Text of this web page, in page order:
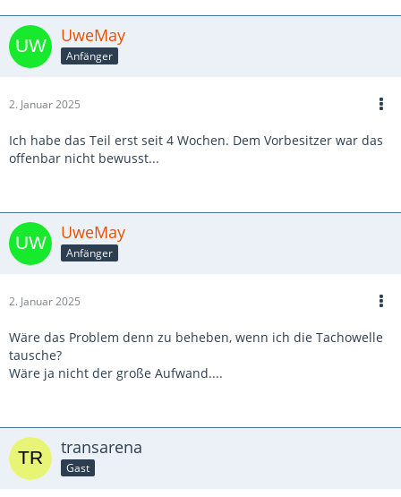
UweMay
Anfänger
2. Januar 2025
Ich habe das Teil erst seit 4 Wochen. Dem Vorbesitzer war das
offenbar nicht bewusst...
UweMay
Anfänger
2. Januar 2025
Wäre das Problem denn zu beheben, wenn ich die Tachowelle
tausche?
Wäre ja nicht der große Aufwand....
transarena
Gast